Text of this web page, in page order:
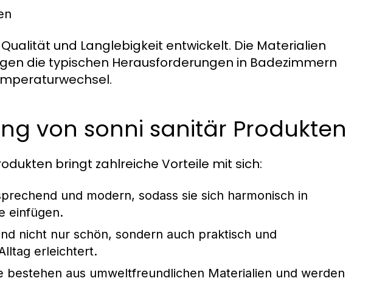
und Langlebigkeit entwickelt. Die Materialien
die typischen Herausforderungen in Badezimmern
von sonni sanitär Produkten
bringt zahlreiche Vorteile mit sich:
und modern, sodass sie sich harmonisch in
einfügen.
nicht nur schön, sondern auch praktisch und
erleichtert.
bestehen aus umweltfreundlichen Materialien und werden